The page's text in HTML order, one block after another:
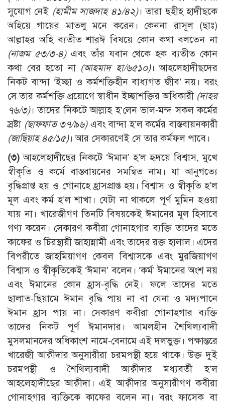
সুযোগ নেই (হামীম সাজদাহ ৪১/৪২)। তারা ছহীহ হাদীছকে
অহিয়ে গায়ের মাতলু মনে করেন। কেননা রাসূল (ছাঃ)
আল্লাহর অহি ব্যতীত শারঈ বিষয়ে কোন কথা বলতেন না
(নাজম ৫৩/৩-৪)এবং তাঁর যবান থেকে হক ব্যতীত কোন
কথা বের হতো না (আহমাদ হা/৬৫১০)। আহলেহাদীছদের
নিকট বান্দা ‘ইচ্ছা ও কর্মশক্তিহীন বাধ্যগত জীব’ নয়। বরং
সে তার কর্মশক্তি প্রয়োগে স্বাধীন ইচ্ছাশক্তির অধিকারী (দাহর
৭৬/৩)। তাদের নিকটে আল্লাহ হ’লেন ভাল-মন্দ সকল কর্মের
স্রষ্টা (ছাফফাত ৩৭/৯৬)এবং বান্দা হ’ল কর্মের বাস্তবায়নকারী
(জাছিয়াহ ৪৫/১৫)। আর সেকারণেই সে তার কর্মফল পাবে।
(৩) আহলেহাদীছের নিকটে ‘ঈমান’ হ’ল হৃদয়ে বিশ্বাস, মুখে
স্বীকৃতি ও কর্মে বাস্তবায়নের সমন্বিত নাম। যা আনুগত্যে
বৃদ্ধিপ্রাপ্ত হয় ও গোনাহে হ্রাসপ্রাপ্ত হয়। বিশ্বাস ও স্বীকৃতি হ’ল
মূল এবং কর্ম হ’ল শাখা। যেটা না থাকলে পূর্ণ মুমিন হওয়া
যায় না। খারেজীগণ তিনটি বিষয়কেই ঈমানের মূল হিসাবে
গণ্য করেন। সেকারণ কবীরা গোনাহগার ব্যক্তি তাদের মতে
কাফের ও চিরস্থায়ী জাহান্নামী এবং তাদের রক্ত হালাল। এদের
বিপরীতে জাহমিয়াগণ কেবল বিশ্বাসকে এবং মুরজিয়াগণ
বিশ্বাস ও স্বীকৃতিকেই ‘ঈমান’ বলেন। ‘কর্ম’ ঈমানের অংশ নয়
এবং ঈমানের কোন হ্রাস-বৃদ্ধি নেই। ফলে তাদের মতে
ছালাত-ছিয়ামে ঈমান বৃদ্ধি পায় না বা যেনা ও মদ্যপানে
ঈমান হ্রাস পায় না। সেকারণ কবীরা গোনাহগার ব্যক্তি
তাদের নিকট পূর্ণ ঈমানদার। আমলহীন শৈথিল্যবাদী
মুসলমানদের অধিকাংশ নামে-বেনামে এই দলভুক্ত। পক্ষান্তরে
খারেজী আক্বীদার অনুসারীরা চরমপন্থী হয়ে থাকে। উক্ত দুই
চরমপন্থী ও শৈথিল্যবাদী আক্বীদার মধ্যবর্তী হ’ল
আহলেহাদীছের আক্বীদা। এই আক্বীদার অনুসারীগণ কবীরা
গোনাহগার ব্যক্তিকে কাফের বলেন না। বরং ফাসেক বা